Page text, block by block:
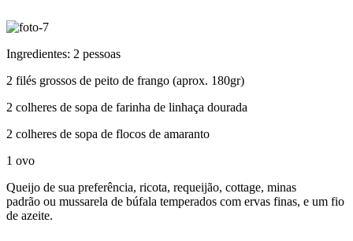
Ingredientes: 2 pessoas
2 filés grossos de peito de frango (aprox. 180gr)
2 colheres de sopa de farinha de linhaça dourada
2 colheres de sopa de flocos de amaranto
1 ovo
Queijo de sua preferência, ricota, requeijão, cottage, minas
padrão ou mussarela de búfala temperados com ervas finas, e um fio
de azeite.